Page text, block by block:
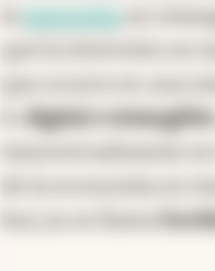
inversión en
digital e intangible